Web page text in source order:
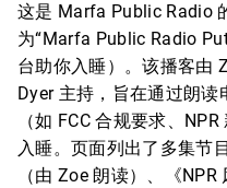
这是 Marfa Public Radio
为“Marfa Public Radio
台助你入睡）。该播客由
Dyer 主持，旨在通过朗
（如 FCC 合规要求、
入睡。页面列出了多集节
（由 Zoe 朗读）、《